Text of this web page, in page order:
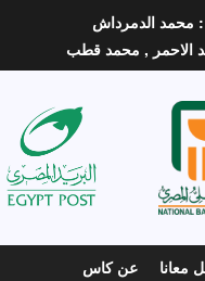
محمد الدمرداش
الاحمر , محمد قطب
معانا عن كاس